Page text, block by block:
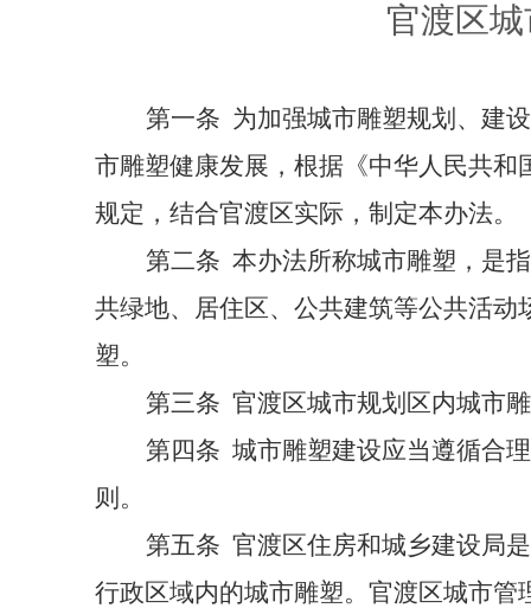
官渡区
第一条 为加强城市雕塑规划、建
市雕塑健康发展，根据《中华人民共
规定，结合官渡区实际，制定本办法。
第二条 本办法所称城市雕塑，是
共绿地、居住区、公共建筑等公共活
塑。
第三条 官渡区城市规划区内城市
第四条 城市雕塑建设应当遵循合
则。
第五条 官渡区住房和城乡建设局
行政区域内的城市雕塑。官渡区城市